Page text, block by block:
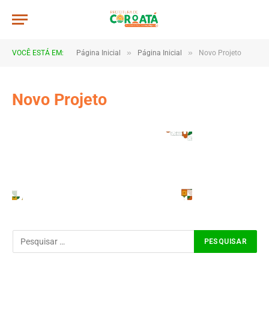
VOCÊ ESTÁ EM: Página Inicial » Página Inicial » Novo Projeto
Novo Projeto